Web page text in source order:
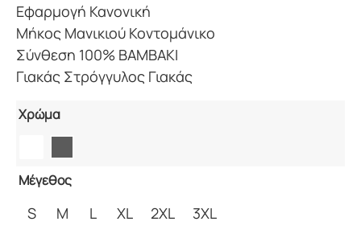
Εφαρμογή Κανονική
Μήκος Μανικιού Κοντομάνικο
Σύνθεση 100% ΒΑΜΒΑΚΙ
Γιακάς Στρόγγυλος Γιακάς
Χρώμα
Μέγεθος
S M L XL 2XL 3XL